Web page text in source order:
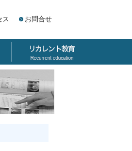
ス お問合せ